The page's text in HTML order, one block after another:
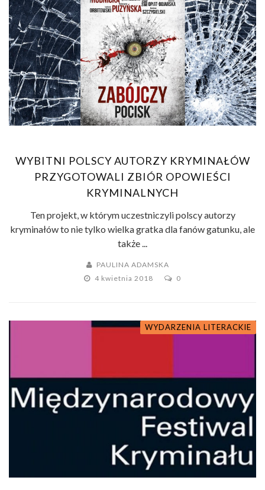
WYBITNI POLSCY AUTORZY KRYMINAŁÓW
PRZYGOTOWALI ZBIÓR OPOWIEŚCI
KRYMINALNYCH
Ten projekt, w którym uczestniczyli polscy autorzy
kryminałów to nie tylko wielka gratka dla fanów gatunku, ale
także ...
PAULINA ADAMSKA
4 kwietnia 2018
0
WYDARZENIA LITERACKIE